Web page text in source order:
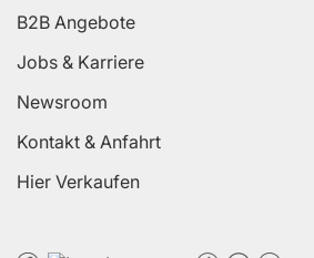
B2B Angebote
Jobs & Karriere
Newsroom
Kontakt & Anfahrt
Hier Verkaufen